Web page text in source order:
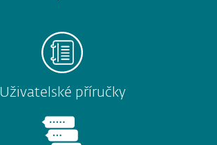
Uživatelské příručky